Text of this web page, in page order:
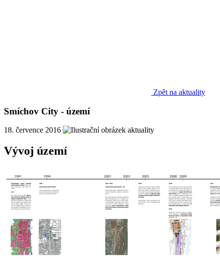
Zpět na aktuality
Smíchov City - území
18. července 2016
Vývoj území